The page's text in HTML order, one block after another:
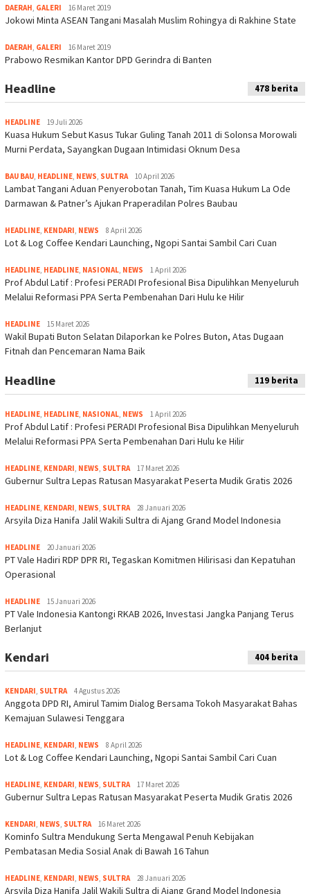
DAERAH GALERI 16 Maret 2019
Jokowi Minta ASEAN Tangani Masalah Muslim Rohingya di Rakhine State
DAERAH GALERI 16 Maret 2019
Prabowo Resmikan Kantor DPD Gerindra di Banten
Headline 478 berita
HEADLINE 19 Juli 2026
Kuasa Hukum Sebut Kasus Tukar Guling Tanah 2011 di Solonsa Morowali
Murni Perdata, Sayangkan Dugaan Intimidasi Oknum Desa
BAU BAU, HEADLINE, NEWS, SULTRA 10 April 2026
Lambat Tangani Aduan Penyerobotan Tanah, Tim Kuasa Hukum La Ode
Darmawan & Patner’s Ajukan Praperadilan Polres Baubau
HEADLINE, KENDARI, NEWS 8 April 2026
Lot & Log Coffee Kendari Launching, Ngopi Santai Sambil Cari Cuan
HEADLINE, HEADLINE, NASIONAL, NEWS 1 April 2026
Prof Abdul Latif : Profesi PERADI Profesional Bisa Dipulihkan Menyeluruh
Melalui Reformasi PPA Serta Pembenahan Dari Hulu ke Hilir
HEADLINE 15 Maret 2026
Wakil Bupati Buton Selatan Dilaporkan ke Polres Buton, Atas Dugaan
Fitnah dan Pencemaran Nama Baik
Headline 119 berita
HEADLINE HEADLINE NASIONAL NEWS 1 April 2026
Prof Abdul Latif : Profesi PERADI Profesional Bisa Dipulihkan Menyeluruh
Melalui Reformasi PPA Serta Pembenahan Dari Hulu ke Hilir
HEADLINE KENDARI NEWS SULTRA 17 Maret 2026
Gubernur Sultra Lepas Ratusan Masyarakat Peserta Mudik Gratis 2026
HEADLINE KENDARI NEWS SULTRA 28 Januari 2026
Arsyila Diza Hanifa Jalil Wakili Sultra di Ajang Grand Model Indonesia
HEADLINE 20 Januari 2026
PT Vale Hadiri RDP DPR RI, Tegaskan Komitmen Hilirisasi dan Kepatuhan
Operasional
HEADLINE 15 Januari 2026
PT Vale Indonesia Kantongi RKAB 2026, Investasi Jangka Panjang Terus
Berlanjut
Kendari 404 berita
KENDARI, SULTRA 4 Agustus 2026
Anggota DPD RI, Amirul Tamim Dialog Bersama Tokoh Masyarakat Bahas
Kemajuan Sulawesi Tenggara
HEADLINE, KENDARI, NEWS 8 April 2026
Lot & Log Coffee Kendari Launching, Ngopi Santai Sambil Cari Cuan
HEADLINE, KENDARI, NEWS, SULTRA 17 Maret 2026
Gubernur Sultra Lepas Ratusan Masyarakat Peserta Mudik Gratis 2026
KENDARI, NEWS, SULTRA 16 Maret 2026
Kominfo Sultra Mendukung Serta Mengawal Penuh Kebijakan
Pembatasan Media Sosial Anak di Bawah 16 Tahun
HEADLINE, KENDARI, NEWS, SULTRA 28 Januari 2026
Arsyila Diza Hanifa Jalil Wakili Sultra di Ajang Grand Model Indonesia